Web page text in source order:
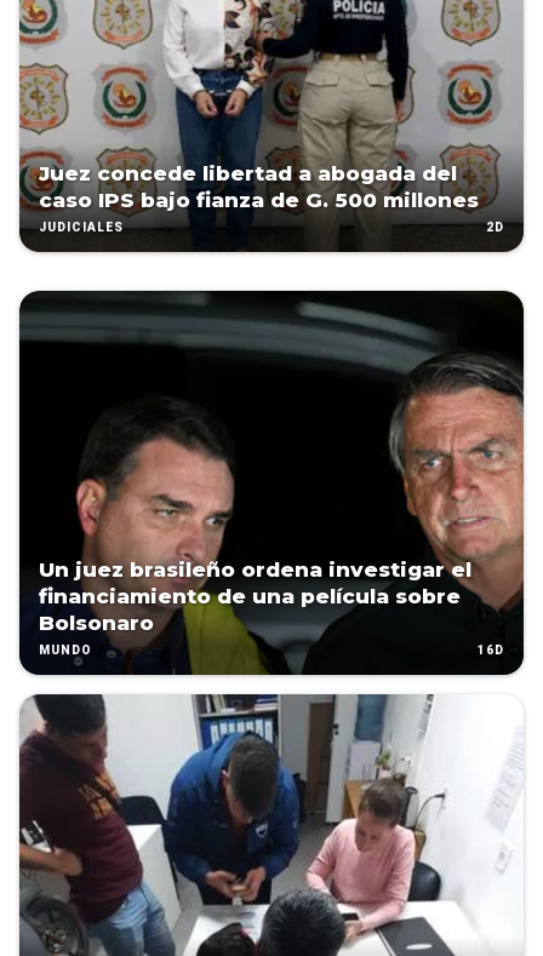
Juez concede libertad a abogada del
caso IPS bajo fianza de G. 500 millones
JUDICIALES 2D
Un juez brasileño ordena investigar el
financiamiento de una película sobre
Bolsonaro
MUNDO 16D